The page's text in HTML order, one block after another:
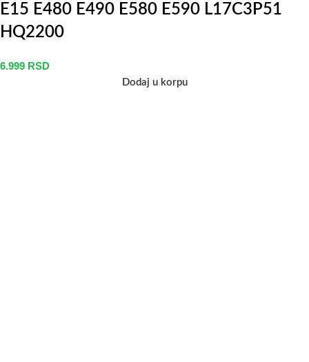
E15 E480 E490 E580 E590 L17C3P51
HQ2200
6.999 RSD
Dodaj u korpu